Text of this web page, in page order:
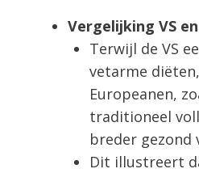
Vergelijking VS
Terwijl de VS
vetarme
Europeanen,
traditioneel
breder gezond
Dit illustreert